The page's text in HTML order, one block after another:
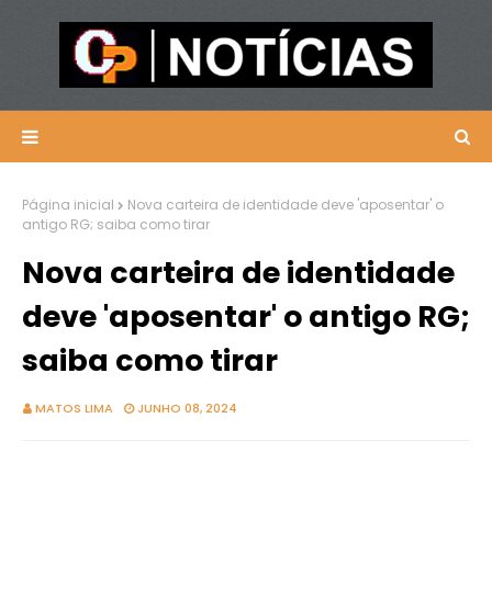
Página inicial
Nova carteira de identidade deve 'aposentar' o
antigo RG; saiba como tirar
Nova carteira de identidade
deve 'aposentar' o antigo RG;
saiba como tirar
MATOS LIMA JUNHO 08, 2024